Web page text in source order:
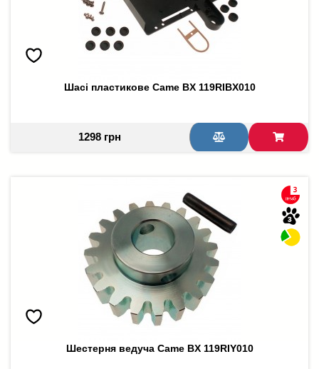
Шасі пластикове Came BX 119RIBX010
1298 грн
Шестерня ведуча Came BX 119RIY010